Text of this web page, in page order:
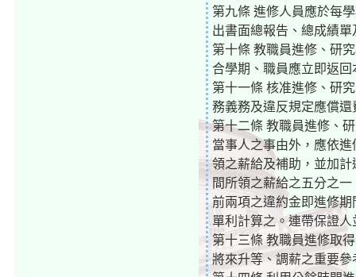
第九條 進修人員應於每
出書面總報告、總成績
第十條 教職員進修、研
合學期、職員應立即返
第十一條 核准進修、研
務義務及違反規定應償
第十二條 教職員進修、
當事人之事由外，應依
領之薪給及補助，並加
間所領之薪給之五分之
前兩項之違約金即進修
單利計算之。連帶保證
第十三條 教職員進修取
將來升等、調薪之重要參